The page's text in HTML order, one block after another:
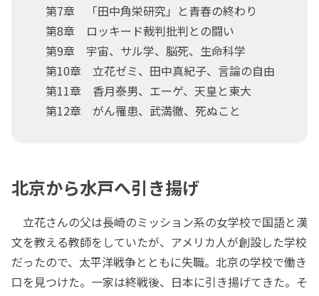
第7章 「田中角栄研究」と青春の終わり
第8章 ロッキード裁判批判との闘い
第9章 宇宙、サル学、脳死、生命科学
第10章 立花ゼミ、田中真紀子、言論の自由
第11章 香月泰男、エーゲ、天皇と東大
第12章 がん罹患、武満徹、死ぬこと
北京から水戸へ引き揚げ
立花さんの父は長崎のミッション系の女学校で国語と漢
文を教える教師をしていたが、アメリカ人が創設した学校
だったので、太平洋戦争とともに失職。北京の学校で働き
口を見つけた。一家は終戦後、日本に引き揚げてきた。そ